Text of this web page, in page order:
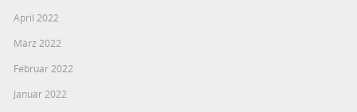
April 2022
März 2022
Februar 2022
Januar 2022